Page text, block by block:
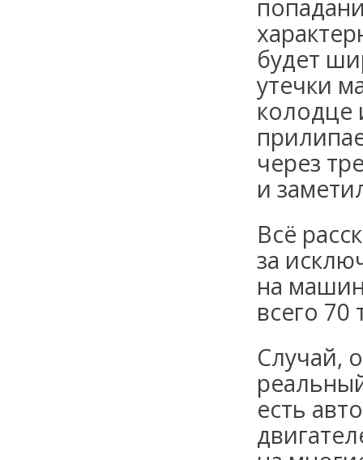
будет
утечки
колодце
через
и
Всё
за
на
всего
Случай,
есть